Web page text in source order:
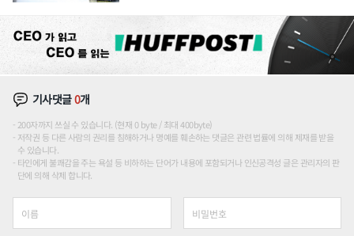
기사댓글0개
200자까지 쓰실 수 있습니다. (현재 0 byte / 최대 400byte)
저작권 등 다른 사람의 권리를 침해하거나 명예를 훼손하는 댓글은 관련 법률에 의해 제재를 받을
수 있습니다.
타인에게 불쾌감을 주는 욕설 등 비하하는 단어가 내용에 포함되거나 인신공격성 글은 관리자의 판
단에 의해 삭제 합니다.